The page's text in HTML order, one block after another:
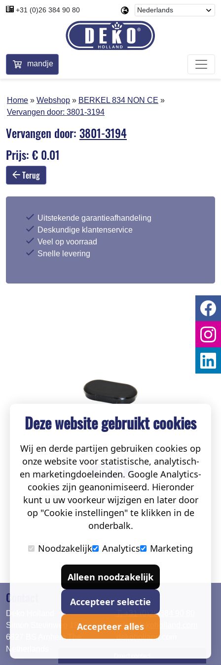
+31 (0)26 384 90 80
mandje
Home Webshop
BERKEL 834 NON CE
Vervangen door: 3801-3194
Vervangen door: 3801-3194
Prijs: € 0.01
Terug
Uitstekende garantieafhandeling
Deskundige klantenservice
Veel op voorraad
Snelle levering
Contact
Deko Holland
Simon Stevinweg 19
6827 BS Arnhem The
Netherlands
T. +31 (0)26 384 90 80
info@dekoholland.com
dekoholland.com
Deze website gebruikt cookies
Wij en derde partijen gebruiken cookies op
onze website voor statistische, analytisch-
en marketingdoeleinden. Google Analytics-
cookies zijn geanonimiseerd. Hieronder
kunt u uw voorkeur wijzigen en later door
op "Cookie instellingen" te klikken in de
onderbalk.
Noodzakelijk
Analytics Marketing
Alleen noodzakelijk
Accepteer selectie
Accepteer alles